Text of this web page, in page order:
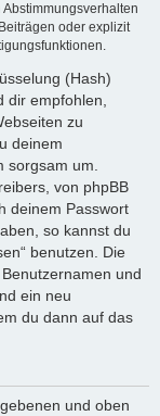
oder explizit
(Hash)
dir empfohlen,
zu
deinem
sorgsam um.
von phpBB
deinem Passwort
so kannst du
benutzen. Die
und
ein neu
du dann auf das
und oben